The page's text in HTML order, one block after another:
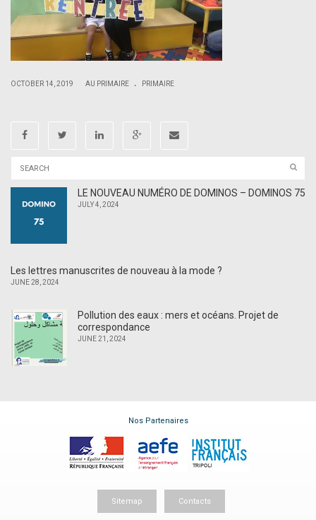
OCTOBER 14, 2019 AU PRIMAIRE . PRIMAIRE
LE NOUVEAU NUMÉRO DE DOMINOS – DOMINOS 75
JULY 4, 2024
Les lettres manuscrites de nouveau à la mode ?
JUNE 28, 2024
Pollution des eaux : mers et océans. Projet de
correspondance
JUNE 21, 2024
Nos Partenaires
Sitemap Contacts